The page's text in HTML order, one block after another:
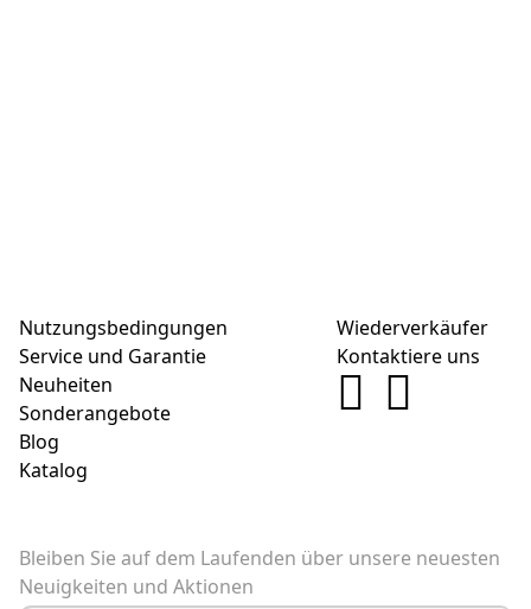
Nutzungsbedingungen
Service und Garantie
Neuheiten
Sonderangebote
Blog
Katalog
Wiederverkäufer
Kontaktiere uns
Bleiben Sie auf dem Laufenden über unsere neuesten
Neuigkeiten und Aktionen